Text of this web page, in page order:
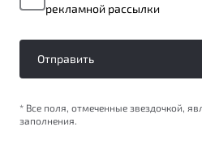
Калькулятор ТО
рекламной рассылки
Отправить
* Все поля, отмеченные звездочкой,
заполнения.